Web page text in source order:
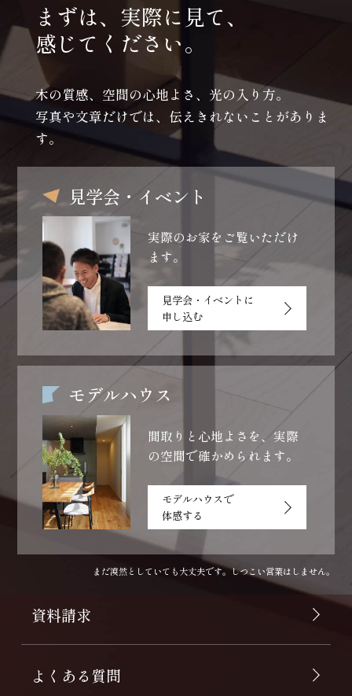
まずは、実際に見て、
感じてください。
木の質感、空間の心地よさ、光の入り方。
写真や文章だけでは、伝えきれないことがありま
す。
見学会・イベント
実際のお家をご覧いただけ
ます。
見学会・イベントに
申し込む
モデルハウス
間取りと心地よさを、 実際
の空間で確かめられます。
モデルハウスで
体感する
まだ漠然としていても大丈夫です。しつこい営業はしません。
資料請求
よくある質問